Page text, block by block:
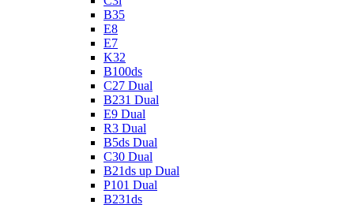
B35
E8
E7
K32
B100ds
C27 Dual
B231 Dual
E9 Dual
R3 Dual
B5ds Dual
C30 Dual
B21ds up Dual
P101 Dual
B231ds